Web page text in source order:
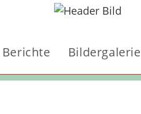
Berichte Bildergalerie